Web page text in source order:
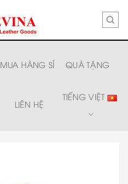
MUA HÀNG SỈ QUÀ TẶNG
LIÊN HỆ
TIẾNG VIỆT